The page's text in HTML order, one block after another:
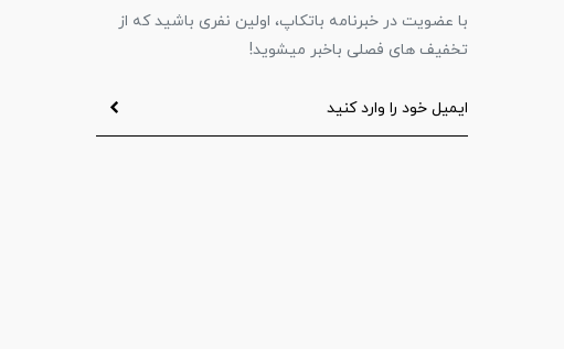
با عضویت در خبرنامه باتکاپ، اولین نفری باشید که از
تخفیف های فصلی باخبر میشوید!